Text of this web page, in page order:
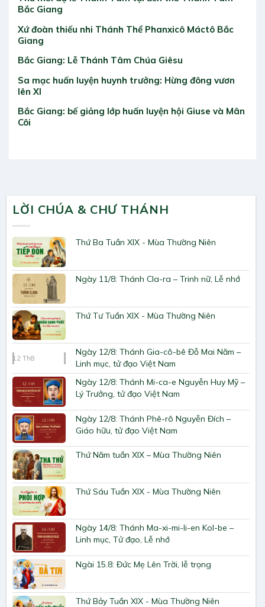
Bắc Giang
Xứ đoàn thiếu nhi Thánh Thể Phanxicô Máctô Bắc
Giang
Bắc Giang: Lễ Thánh Tâm Chúa Giêsu
Sa mạc huấn luyện huynh trưởng: Hừng đông vươn
lên XI
Bắc Giang: bế giảng lớp huấn luyện hội Giuse và Mân
Côi
LỜI CHÚA & CHƯ THÁNH
Thứ Ba Tuần XIX - Mùa Thường Niên
Ngày 11/8: Thánh Cla-ra – Trinh nữ, Lễ nhớ
Thứ Tư Tuần XIX - Mùa Thường Niên
12 Th8
Ngày 12/8: Thánh Gia-cô-bê Đỗ Mai Năm –
Linh mục, tử đạo Việt Nam
Ngày 12/8: Thánh Mi-ca-e Nguyễn Huy Mỹ –
Lý Trưởng, tử đạo Việt Nam
Ngày 12/8: Thánh Phê-rô Nguyễn Đích –
Giáo hữu, tử đạo Việt Nam
Thứ Năm tuần XIX – Mùa Thường Niên
Thứ Sáu Tuần XIX - Mùa Thường Niên
Ngày 14/8: Thánh Ma-xi-mi-li-en Kol-be –
Linh mục, Tử đạo, Lễ nhớ
Ngài 15.8: Đức Mẹ Lên Trời, lễ trọng
Thứ Bảy Tuần XIX - Mùa Thường Niên